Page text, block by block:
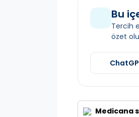
Bu
Tercih
özet
Medicana